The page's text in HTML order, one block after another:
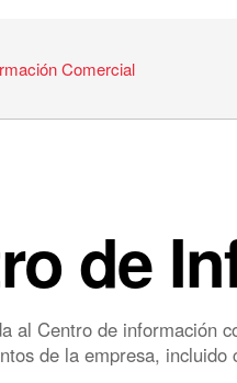
Comercial
de
al Centro de información
de la empresa,